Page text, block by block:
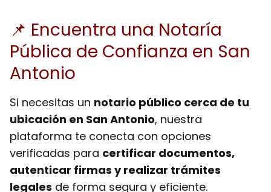
📌 Encuentra una Notaría
Pública de Confianza en San
Antonio
Si necesitas un notario público cerca de tu
ubicación en San Antonio, nuestra
plataforma te conecta con opciones
verificadas para certificar documentos,
autenticar firmas y realizar trámites
legales de forma segura y eficiente.